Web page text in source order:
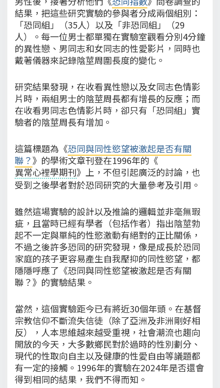
結果，把這些研究實驗的參與者分成兩個組別：
「恐同組」（35人）以及「非恐同組」（29
人）。每一位男士都單獨在實驗室觀看分別4分鐘
的異性戀、男同志和女同志的性愛影片，同時也
戴著儀器來記錄陰莖周圍長度的變化。
研究結果發現，在收看異性戀以及女同志色情影
片時，兩組男士的陰莖周長都有增長的反應；而
在收看男同志色情影片時，卻只有「恐同組」實
驗者的陰莖周長有增加。
這篇標題為《恐同與同性慾望被激起是否有關
聯？》的學術文章刊登在1996年的《
異常心裡學期刊》上，不但引起廣泛的討論，也
受到之後學者對於恐同研究的大量參考及引用。
雖然這場實驗的設計以及推論的邏輯並非毫無瑕
疵，且當時已經有學者（包括作者）指出陰莖勃
起不一定與單純的性慾激動有絕對的正比關係，
不過之後許多恐同的研究發現，像是成長於恐同
家庭的孩子更容易產生自我壓抑的同性慾望，都
隱隱呼應了《恐同與同性慾望被激起是否有關
聯？》的實驗結果。
當然，這個實驗距今已有將近30個年頭。在基督
宗教信仰不斷流失信徒（除了亞洲及非洲剛好相
反），人本思維越來越受重視，社會潮流也趨向
開放的今天，大多數鄉民對於過時的性別劃分、
現代的性取向自主以及健康的性愛自由等議題都
有一定的接觸。1996年的實驗在2024年是否還會
得到相同的結果，我們不得而知。